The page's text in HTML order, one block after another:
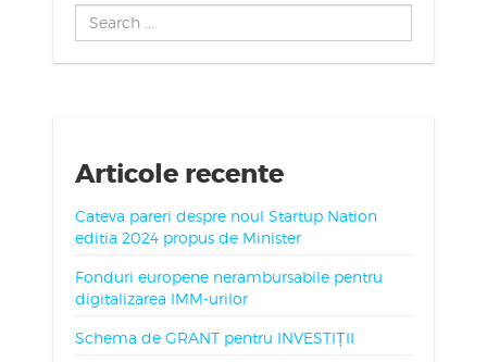
Search
...
Articole recente
Cateva pareri despre noul Startup Nation
editia 2024 propus de Minister
Fonduri europene nerambursabile pentru
digitalizarea IMM-urilor
Schema de GRANT pentru INVESTIȚII